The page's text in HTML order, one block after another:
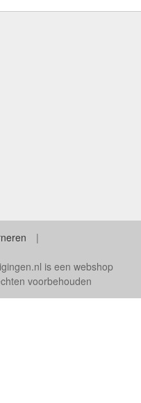
is een webshop
voorbehouden